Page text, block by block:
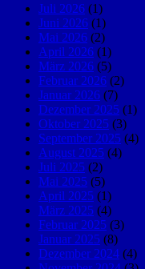
Juli 2026 (1)
Juni 2026 (1)
Mai 2026 (2)
April 2026 (1)
März 2026 (5)
Februar 2026 (2)
Januar 2026 (7)
Dezember 2025 (1)
Oktober 2025 (3)
September 2025 (4)
August 2025 (4)
Juli 2025 (2)
Mai 2025 (5)
April 2025 (1)
März 2025 (4)
Februar 2025 (3)
Januar 2025 (8)
Dezember 2024 (4)